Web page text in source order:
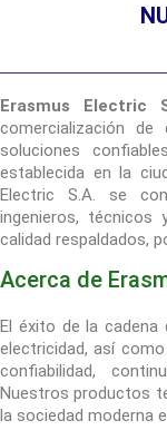
Erasmus Electric
comercialización de
soluciones
establecida en la
Electric S.A. se
ingenieros, técnicos
calidad respaldados,
Acerca de
El éxito de la cadena
electricidad, así
confiabilidad,
Nuestros productos
la sociedad moderna